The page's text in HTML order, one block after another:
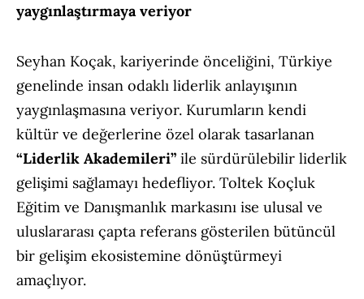
yaygınlaştırmaya veriyor
Seyhan Koçak, kariyerinde önceliğini, Türkiye
genelinde insan odaklı liderlik anlayışının
yaygınlaşmasına veriyor. Kurumların kendi
kültür ve değerlerine özel olarak tasarlanan
“Liderlik Akademileri” ile sürdürülebilir liderlik
gelişimi sağlamayı hedefliyor. Toltek Koçluk
Eğitim ve Danışmanlık markasını ise ulusal ve
uluslararası çapta referans gösterilen bütüncül
bir gelişim ekosistemine dönüştürmeyi
amaçlıyor.